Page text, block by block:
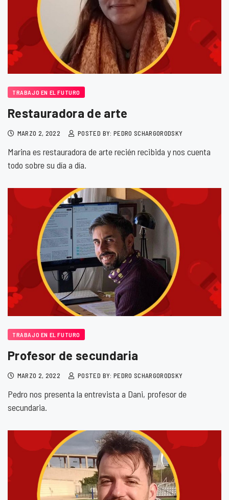
TRABAJO EN EL FUTURO
Restauradora de arte
MARZO 2, 2022 POSTED BY: PEDRO SCHARGORODSKY
Marina es restauradora de arte recién recibida y nos cuenta
todo sobre su día a día.
TRABAJO EN EL FUTURO
Profesor de secundaria
MARZO 2, 2022 POSTED BY: PEDRO SCHARGORODSKY
Pedro nos presenta la entrevista a Dani, profesor de
secundaria.